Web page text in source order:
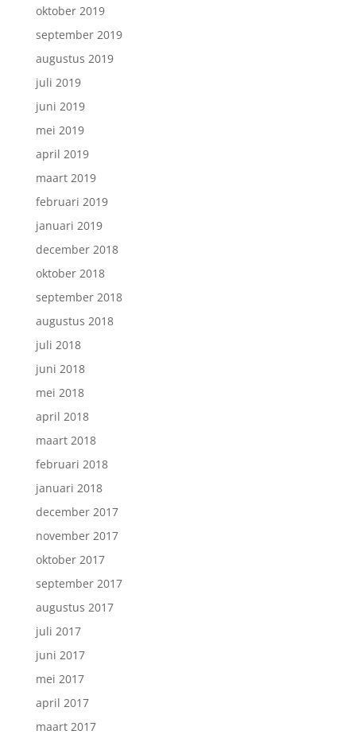
oktober 2019
september 2019
augustus 2019
juli 2019
juni 2019
mei 2019
april 2019
maart 2019
februari 2019
januari 2019
december 2018
oktober 2018
september 2018
augustus 2018
juli 2018
juni 2018
mei 2018
april 2018
maart 2018
februari 2018
januari 2018
december 2017
november 2017
oktober 2017
september 2017
augustus 2017
juli 2017
juni 2017
mei 2017
april 2017
maart 2017